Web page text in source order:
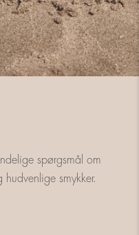
spørgsmål om
smykker.